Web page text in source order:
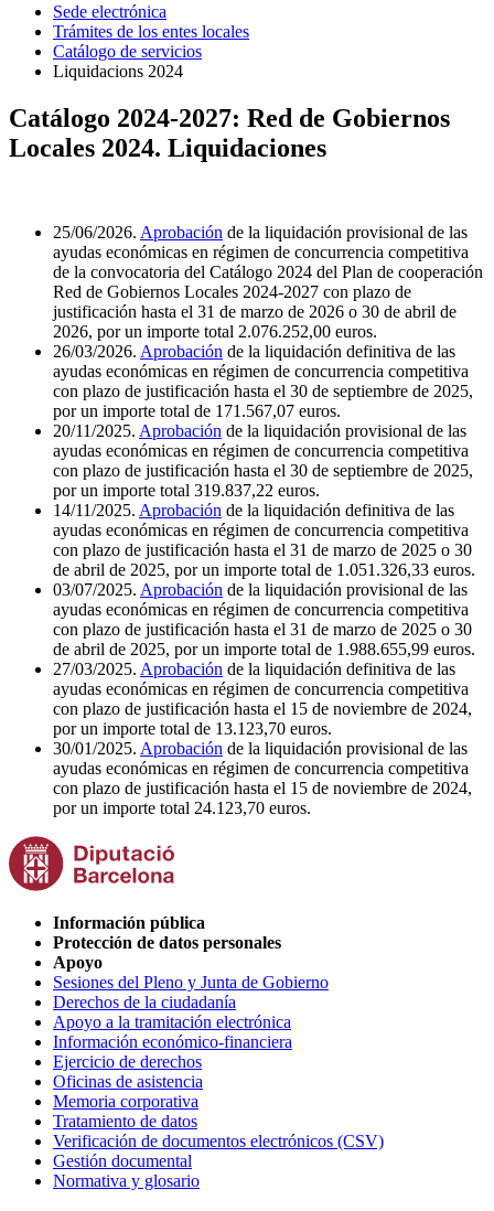
Sede electrónica
Trámites de los entes locales
Catálogo de servicios
Liquidacions 2024
Catálogo 2024-2027: Red de Gobiernos
Locales 2024. Liquidaciones
25/06/2026. Aprobación de la liquidación provisional de las
ayudas económicas en régimen de concurrencia competitiva
de la convocatoria del Catálogo 2024 del Plan de cooperación
Red de Gobiernos Locales 2024-2027 con plazo de
justificación hasta el 31 de marzo de 2026 o 30 de abril de
2026, por un importe total 2.076.252,00 euros.
26/03/2026. Aprobación de la liquidación definitiva de las
ayudas económicas en régimen de concurrencia competitiva
con plazo de justificación hasta el 30 de septiembre de 2025,
por un importe total de 171.567,07 euros.
20/11/2025. Aprobación de la liquidación provisional de las
ayudas económicas en régimen de concurrencia competitiva
con plazo de justificación hasta el 30 de septiembre de 2025,
por un importe total 319.837,22 euros.
14/11/2025. Aprobación de la liquidación definitiva de las
ayudas económicas en régimen de concurrencia competitiva
con plazo de justificación hasta el 31 de marzo de 2025 o 30
de abril de 2025, por un importe total de 1.051.326,33 euros.
03/07/2025. Aprobación de la liquidación provisional de las
ayudas económicas en régimen de concurrencia competitiva
con plazo de justificación hasta el 31 de marzo de 2025 o 30
de abril de 2025, por un importe total de 1.988.655,99 euros.
27/03/2025. Aprobación de la liquidación definitiva de las
ayudas económicas en régimen de concurrencia competitiva
con plazo de justificación hasta el 15 de noviembre de 2024,
por un importe total de 13.123,70 euros.
30/01/2025. Aprobación de la liquidación provisional de las
ayudas económicas en régimen de concurrencia competitiva
con plazo de justificación hasta el 15 de noviembre de 2024,
por un importe total 24.123,70 euros.
Información pública
Protección de datos personales
Apoyo
Sesiones del Pleno y Junta de Gobierno
Derechos de la ciudadanía
Apoyo a la tramitación electrónica
Información económico-financiera
Ejercicio de derechos
Oficinas de asistencia
Memoria corporativa
Tratamiento de datos
Verificación de documentos electrónicos (CSV)
Gestión documental
Normativa y glosario